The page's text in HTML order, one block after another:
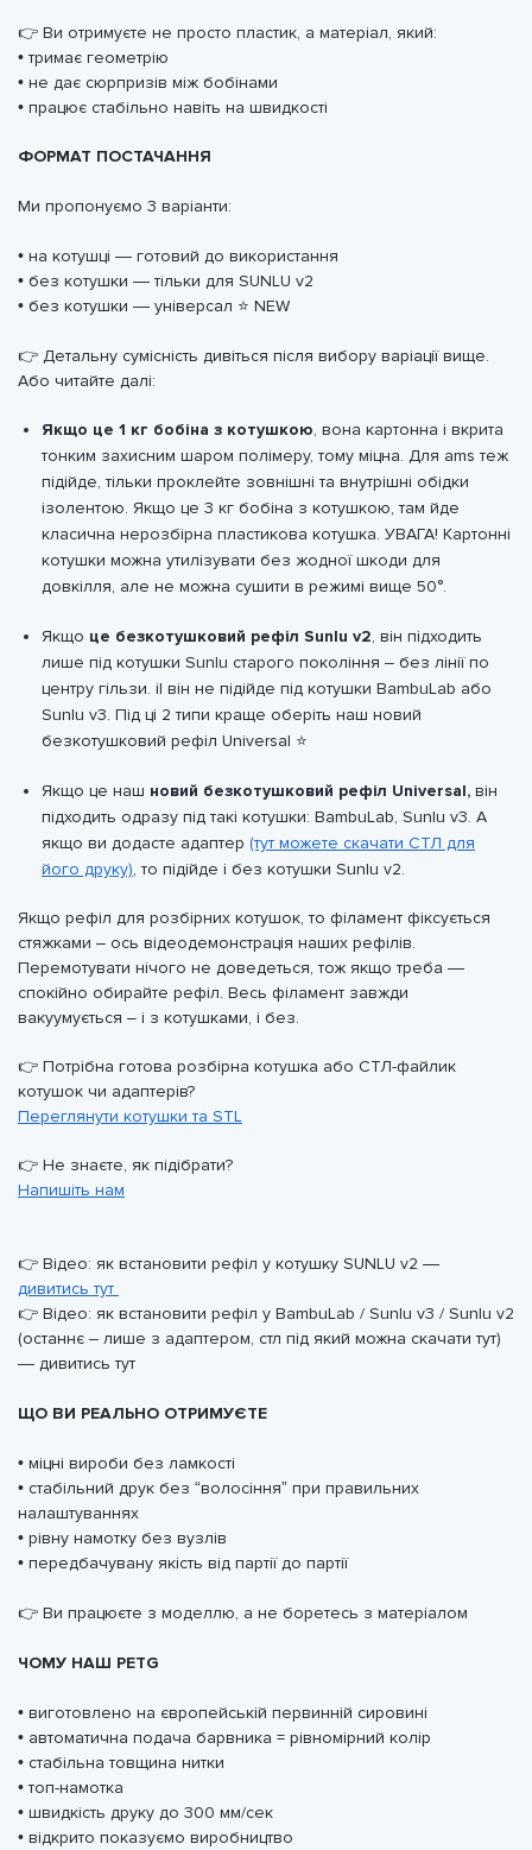
👉 Ви отримуєте не просто пластик, а матеріал, який:
• тримає геометрію
• не дає сюрпризів між бобінами
• працює стабільно навіть на швидкості
ФОРМАТ ПОСТАЧАННЯ
Ми пропонуємо 3 варіанти:
• на котушці — готовий до використання
• без котушки — тільки для SUNLU v2
• без котушки — універсал ⭐ NEW
👉 Детальну сумісність дивіться після вибору варіації вище.
Або читайте далі:
Якщо це 1 кг бобіна з котушкою, вона картонна і вкрита
тонким захисним шаром полімеру, тому міцна. Для ams теж
підійде, тільки проклейте зовнішні та внутрішні обідки
ізолентою. Якщо це 3 кг бобіна з котушкою, там йде
класична нерозбірна пластикова котушка. УВАГА! Картонні
котушки можна утилізувати без жодної шкоди для
довкілля, але не можна сушити в режимі вище 50°.
Якщо це безкотушковий рефіл Sunlu v2, він підходить
лише під котушки Sunlu старого покоління – без лінії по
центру гільзи. іІ він не підійде під котушки BambuLab або
Sunlu v3. Під ці 2 типи краще оберіть наш новий
безкотушковий рефіл Universal ⭐
Якщо це наш новий безкотушковий рефіл Universal, він
підходить одразу під такі котушки: BambuLab, Sunlu v3. А
якщо ви додасте адаптер (тут можете скачати СТЛ для
його друку), то підійде і без котушки Sunlu v2.
Якщо рефіл для розбірних котушок, то філамент фіксується
стяжками – ось відеодемонстрація наших рефілів.
Перемотувати нічого не доведеться, тож якщо треба —
спокійно обирайте рефіл. Весь філамент завжди
вакуумується – і з котушками, і без.
👉 Потрібна готова розбірна котушка або СТЛ-файлик
котушок чи адаптерів?
Переглянути котушки та STL
👉 Не знаєте, як підібрати?
Напишіть нам
👉 Відео: як встановити рефіл у котушку SUNLU v2 —
дивитись тут
👉 Відео: як встановити рефіл у BambuLab / Sunlu v3 / Sunlu v2
(останнє – лише з адаптером, стл під який можна скачати тут)
— дивитись тут
ЩО ВИ РЕАЛЬНО ОТРИМУЄТЕ
• міцні вироби без ламкості
• стабільний друк без “волосіння” при правильних
налаштуваннях
• рівну намотку без вузлів
• передбачувану якість від партії до партії
👉 Ви працюєте з моделлю, а не боретесь з матеріалом
ЧОМУ НАШ PETG
• виготовлено на європейській первинній сировині
• автоматична подача барвника = рівномірний колір
• стабільна товщина нитки
• топ-намотка
• швидкість друку до 300 мм/сек
• відкрито показуємо виробництво